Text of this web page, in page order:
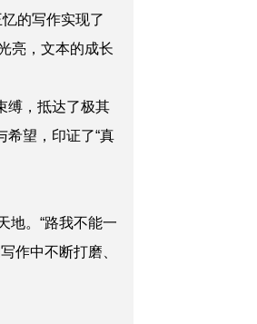
的写作实现了
亮，文本的成长
缚，抵达了极其
希望，印证了“真
地。“路我不能一
作中不断打磨、